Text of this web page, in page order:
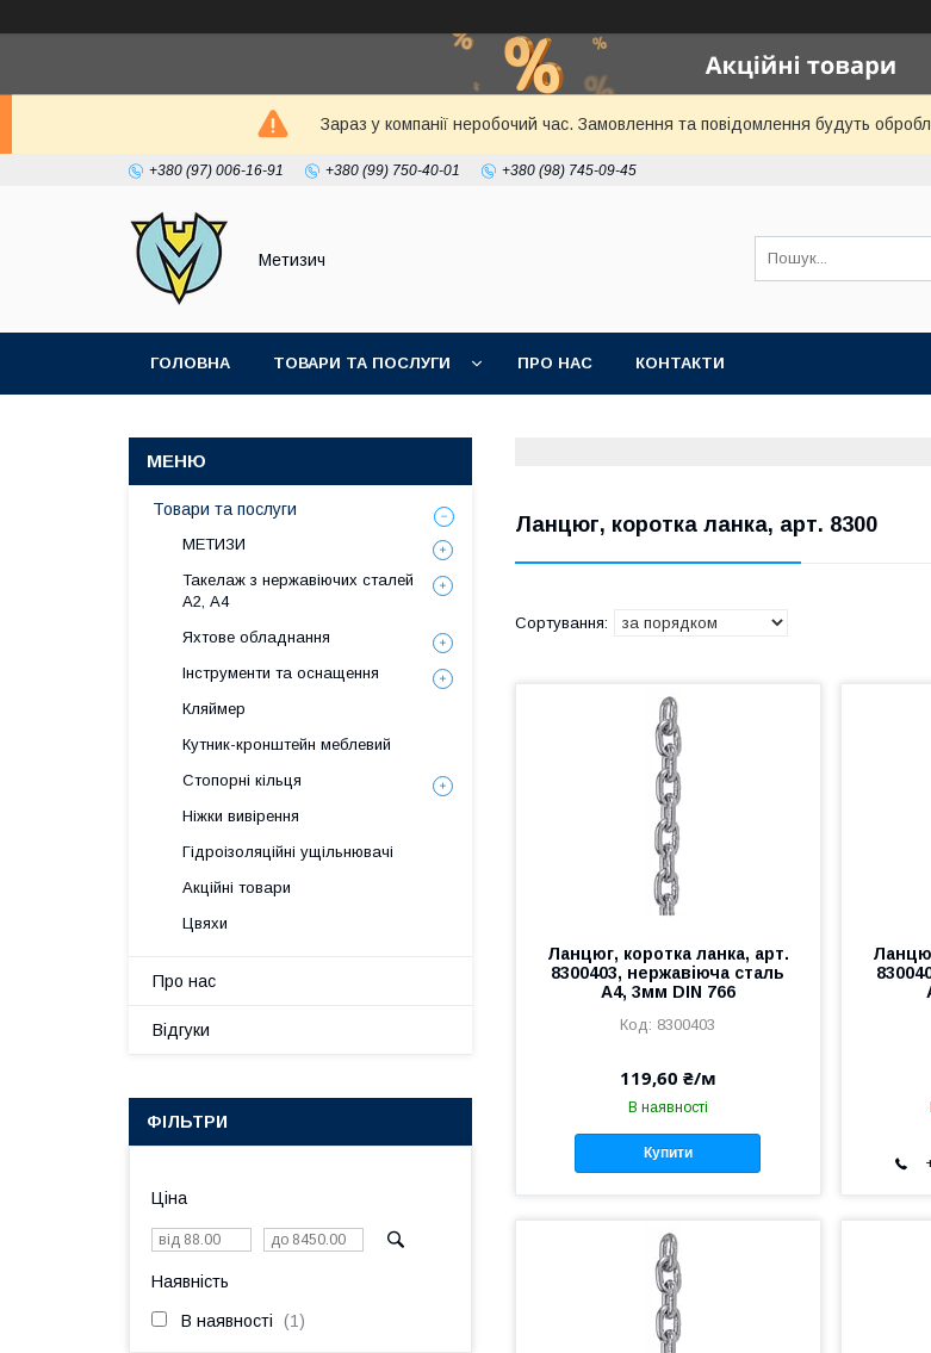
Зараз у компанії неробочий час. Замовлення та повідомлення будуть
+380 (97) 006-16-91 +380 (99) 750-40-01 +380 (98) 745-09-45
Метизич
ГОЛОВНА ТОВАРИ ТА ПОСЛУГИ ПРО НАС КОНТАКТИ
Ланцюг, коротка ланка, арт. 8300
Ланцюг, коротка ланка, арт.
8300403, нержавіюча сталь
А4, 3мм DIN 766
8300403
119,60 ₴/м
В наявності
Купити
Товари та послуги
МЕТИЗИ
Такелаж з нержавіючих сталей
А2, А4
Яхтове обладнання
Інструменти та оснащення
Кляймер
Кутник-кронштейн меблевий
Стопорні кільця
Ніжки вивірення
Гідроізоляційні ущільнювачі
Акційні товари
Цвяхи
Про нас
Відгуки
ФІЛЬТРИ
Ціна
Наявність
В наявності 1